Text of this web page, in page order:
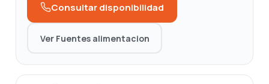
Consultar disponibilidad
Ver Fuentes alimentacion